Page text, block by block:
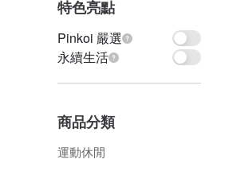
特色亮點
Pinkoi 嚴選
永續生活
商品分類
運動休閒